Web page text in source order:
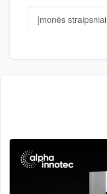
Įmonės straipsniai